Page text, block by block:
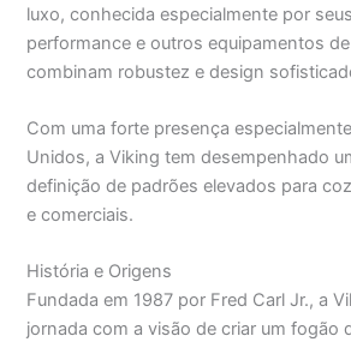
luxo, conhecida especialmente por
performance e outros equipamentos
combinam robustez e design
Com uma forte presença
Unidos, a Viking tem desempenhado
definição de padrões elevados para
e comerciais.
História e Origens
Fundada em 1987 por Fred Carl Jr., a
jornada com a visão de criar um fogão